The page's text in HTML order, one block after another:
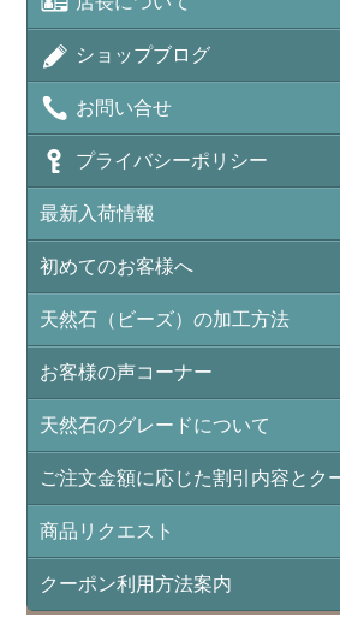
ショップブログ
お問い合せ
プライバシーポリシー
最新入荷情報
初めてのお客様へ
天然石（ビーズ）の加工方法
お客様の声コーナー
天然石のグレードについて
ご注文金額に応じた割引内容とク
商品リクエスト
クーポン利用方法案内